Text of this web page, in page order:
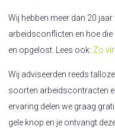
Wij hebben meer dan 20
arbeidsconflicten en hoe
en opgelost. Lees ook: Zo
Wij adviseerden reeds
soorten arbeidscontracten
ervaring delen we graag
gele knop en je ontvangt